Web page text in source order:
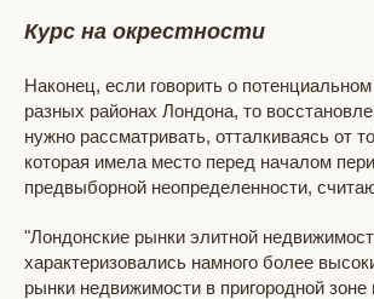
Курс на окрестности
Наконец, если говорить о
разных районах Лондона, то
нужно рассматривать, отталкиваясь от
которая имела место перед началом
предвыборной неопределенности,
"Лондонские рынки элитной
характеризовались намного более
рынки недвижимости в пригородной зоне